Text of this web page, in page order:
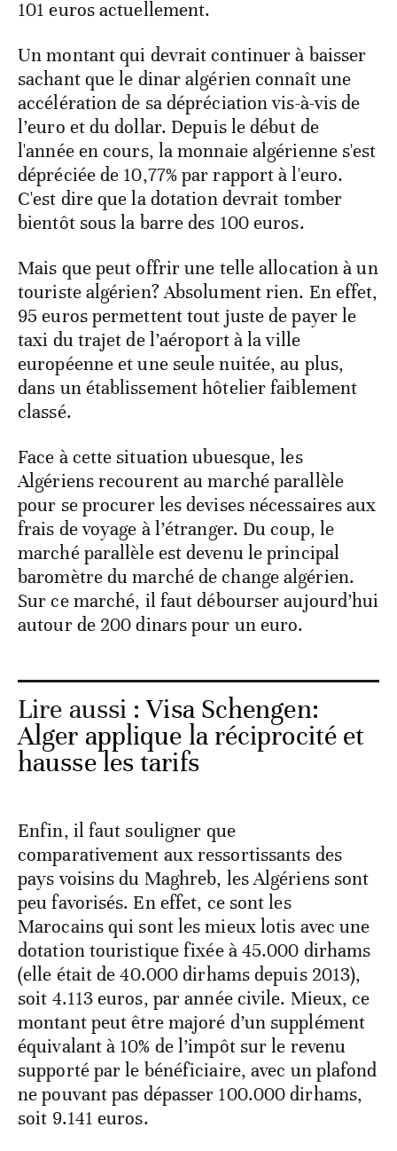
101 euros actuellement.
Un montant qui devrait continuer à baisser
sachant que le dinar algérien connaît une
accélération de sa dépréciation vis-à-vis de
l’euro et du dollar. Depuis le début de
l'année en cours, la monnaie algérienne s'est
dépréciée de 10,77% par rapport à l'euro.
C'est dire que la dotation devrait tomber
bientôt sous la barre des 100 euros.
Mais que peut offrir une telle allocation à un
touriste algérien? Absolument rien. En effet,
95 euros permettent tout juste de payer le
taxi du trajet de l’aéroport à la ville
européenne et une seule nuitée, au plus,
dans un établissement hôtelier faiblement
classé.
Face à cette situation ubuesque, les
Algériens recourent au marché parallèle
pour se procurer les devises nécessaires aux
frais de voyage à l’étranger. Du coup, le
marché parallèle est devenu le principal
baromètre du marché de change algérien.
Sur ce marché, il faut débourser aujourd’hui
autour de 200 dinars pour un euro.
Lire aussi :Visa Schengen:
Alger applique la réciprocité et
hausse les tarifs
Enfin, il faut souligner que
comparativement aux ressortissants des
pays voisins du Maghreb, les Algériens sont
peu favorisés. En effet, ce sont les
Marocains qui sont les mieux lotis avec une
dotation touristique fixée à 45.000 dirhams
(elle était de 40.000 dirhams depuis 2013),
soit 4.113 euros, par année civile. Mieux, ce
montant peut être majoré d’un supplément
équivalant à 10% de l’impôt sur le revenu
supporté par le bénéficiaire, avec un plafond
ne pouvant pas dépasser 100.000 dirhams,
soit 9.141 euros.